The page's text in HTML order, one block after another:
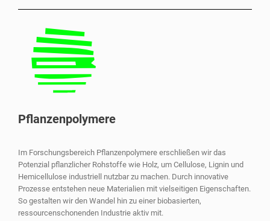
Pflanzenpolymere
Im Forschungsbereich Pflanzenpolymere erschließen wir das
Potenzial pflanzlicher Rohstoffe wie Holz, um Cellulose, Lignin und
Hemicellulose industriell nutzbar zu machen. Durch innovative
Prozesse entstehen neue Materialien mit vielseitigen Eigenschaften.
So gestalten wir den Wandel hin zu einer biobasierten,
ressourcenschonenden Industrie aktiv mit.